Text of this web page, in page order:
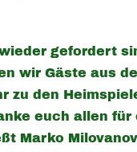
gefordert
wir Gäste aus
zu den
euch allen
Marko